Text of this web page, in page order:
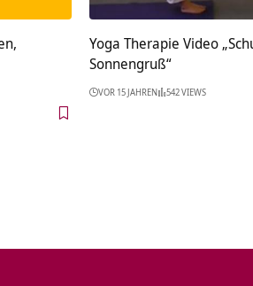
Yoga Therapie Video
Sonnengruß“
VOR 15 JAHREN 542 VIEWS